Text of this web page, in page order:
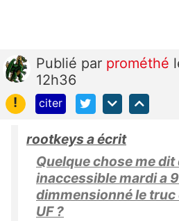
Publié par prométhé
12h36
!
citer
rootkeys a écrit
Quelque chose me dit
inaccessible mardi a
dimmensionné le
UF ?